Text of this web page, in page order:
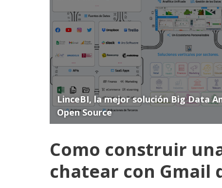
LinceBI, la mejor solución Big Data
Open Source
Como construir
chatear con Gmail